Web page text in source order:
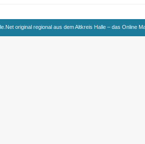
original regional aus dem Altkreis Halle – das Online